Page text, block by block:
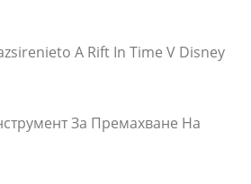
A Rift In Time V Disney
За Премахване На